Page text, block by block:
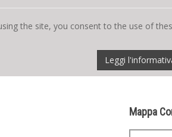
the site, you consent to the use of
Leggi
Mappa